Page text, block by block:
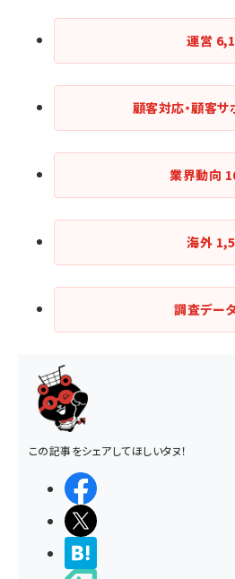
運営
顧客対応・顧客サ
業界動向
海外
調査デー
この記事をシェアしてほしいタヌ！